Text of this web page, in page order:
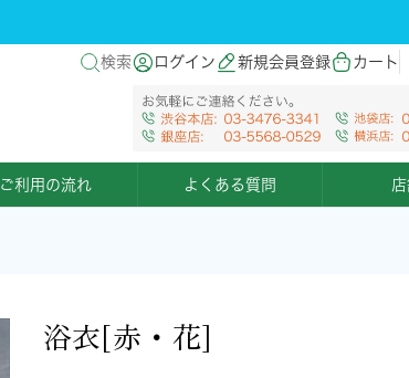
検索 ログイン 新規会員登録 カート
ご利用の流れ よくある質問
浴衣[赤・花]